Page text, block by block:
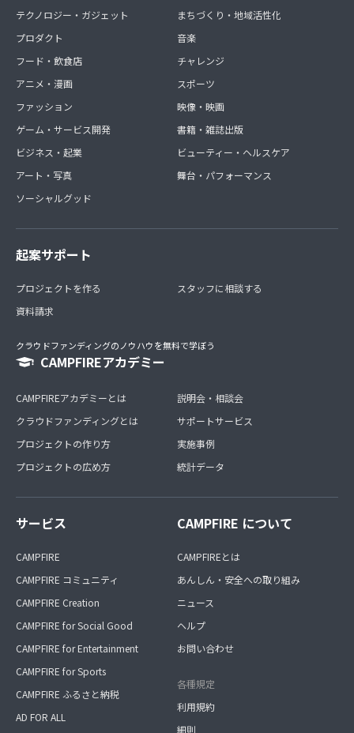
テクノロジー・ガジェット
プロダクト
フード・飲食店
アニメ・漫画
ファッション
ゲーム・サービス開発
ビジネス・起業
アート・写真
ソーシャルグッド
まちづくり・地域活性化
音楽
チャレンジ
スポーツ
映像・映画
書籍・雑誌出版
ビューティー・ヘルスケア
舞台・パフォーマンス
起案サポート
プロジェクトを作る
資料請求
スタッフに相談する
クラウドファンディングのノウハウを無料で学ぼう
CAMPFIREアカデミー
CAMPFIREアカデミーとは
クラウドファンディングとは
プロジェクトの作り方
プロジェクトの広め方
説明会・相談会
サポートサービス
実施事例
統計データ
サービス
CAMPFIRE
CAMPFIRE コミュニティ
CAMPFIRE Creation
CAMPFIRE for Social Good
CAMPFIRE for Entertainment
CAMPFIRE for Sports
CAMPFIRE ふるさと納税
AD FOR ALL
CAMPFIRE について
CAMPFIREとは
あんしん・安全への取り組み
ニュース
ヘルプ
お問い合わせ
各種規定
利用規約
細則